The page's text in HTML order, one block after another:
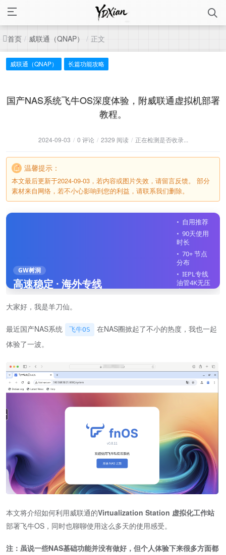
首页 / 威联通（QNAP） / 正文
威联通（QNAP） 长篇功能攻略
国产NAS系统飞牛OS深度体验，附威联通虚拟机部署
教程。
2024-09-03 / 0 评论 / 2329 阅读 / 正在检测是否收录...
温馨提示：
本文最后更新于2024-09-03，若内容或图片失效，请留言反馈。 部分
素材来自网络，若不小心影响到您的利益，请联系我们删除。
GW树洞
高速稳定 · 海外专线
自用推荐
90天使用
时长
70+ 节点
分布
IEPL专线
油管4K无压
力
线设备
立即注册
大家好，我是羊刀仙。
最近国产NAS系统 飞牛OS
在NAS圈掀起了不小的热度，我也一起
体验了一波。
本文将介绍如何利用威联通的Virtualization Station 虚拟化工作站
部署飞牛OS，同时也聊聊使用这么多天的使用感受。
注：虽说一些NAS基础功能并没有做好，但个人体验下来很多方面都